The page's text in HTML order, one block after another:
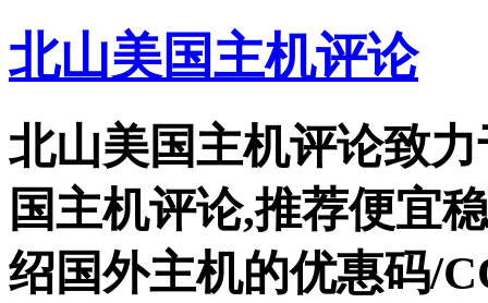
北山美国主机评论
北山美国主机评论致
国主机评论,推荐便宜
绍国外主机的优惠码/